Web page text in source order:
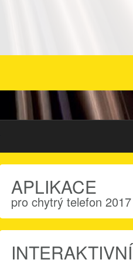
APLIKACE
pro chytrý telefon 2017
INTERAKTIVNÍ